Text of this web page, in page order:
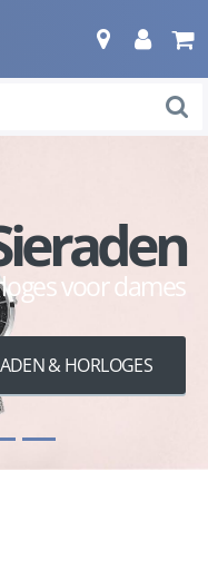
voor dames
& HORLOGES